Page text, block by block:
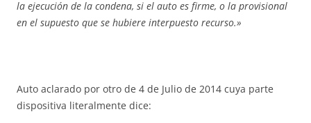
la ejecución de la condena, si el auto es firme, o la provisional
en el supuesto que se hubiere interpuesto recurso.»
Auto aclarado por otro de 4 de Julio de 2014 cuya parte
dispositiva literalmente dice: